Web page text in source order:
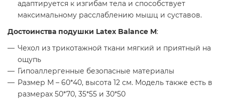
адаптируется к изгибам тела и способствует
максимальному расслаблению мышц и суставов.
Достоинства подушки Latex Balance M:
Чехол из трикотажной ткани мягкий и приятный на
ощупь
Гипоаллергенные безопасные материалы
Размер М – 60*40, высота 12 см. Модель также есть в
размерах 50*70, 35*55 и 30*50